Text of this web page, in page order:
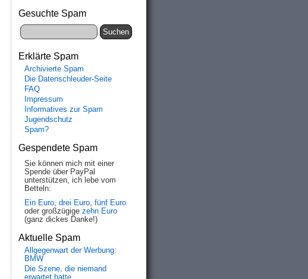
Gesuchte Spam
Erklärte Spam
Archivierte Spam
Die Datenschleuder-Seite
FAQ
Impressum
Informatives zur Spam
Jugendschutz
Spam?
Gespendete Spam
Sie können mich mit einer
Spende über PayPal
unterstützen, ich lebe vom
Betteln:
Ein Euro, drei Euro, fünf Euro
oder großzügige zehn Euro
(ganz dickes Danke!)
Aktuelle Spam
Allgegenwart der Werbung:
BMW
Die Szene, die niemand
erwartet hatte